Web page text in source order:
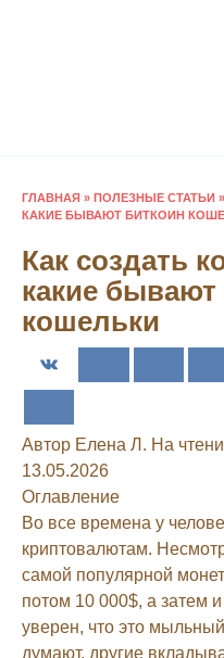
ГЛАВНАЯ » ПОЛЕЗНЫЕ СТАТЬИ »
КАКИЕ БЫВАЮТ БИТКОИН
Как создать
какие бывают
кошельки
Автор Елена Л. На
13.05.2026
Оглавление
Во все времена у
криптовалютам.
самой популярной
потом 10 000$, а затем
уверен, что это
думают, другие